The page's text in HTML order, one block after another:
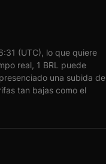
(UTC), lo que quiere
real, 1 BRL puede
una subida de
tan bajas como el